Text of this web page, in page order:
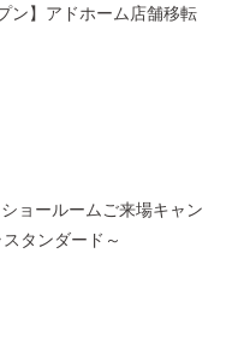
ン】アドホーム店舗移転
ョールームご来場キャン
タンダード～